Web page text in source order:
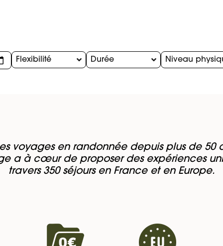
Flexibilité Durée Niveau
voyages en randonnée depuis plus de 50
a à cœur de proposer des expériences
travers 350 séjours en France et en Europe.